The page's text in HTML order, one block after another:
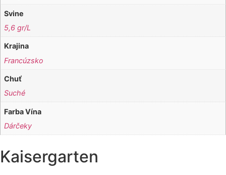
Svine
5,6 gr/L
Krajina
Francúzsko
Chuť
Suché
Farba Vína
Dárčeky
Kaisergarten